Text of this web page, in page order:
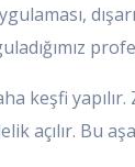
keşfi
açılır. Bu